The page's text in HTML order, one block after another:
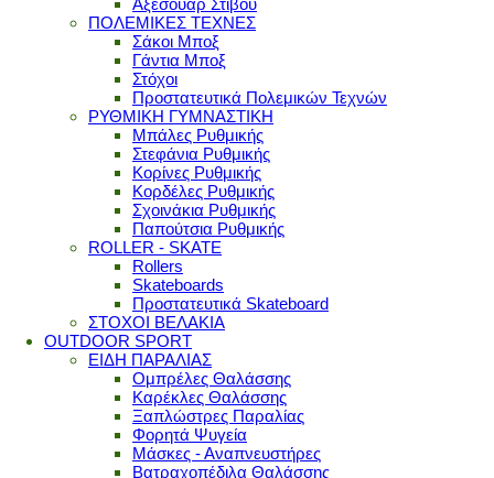
Αξεσουάρ Στίβου
ΠΟΛΕΜΙΚΕΣ ΤΕΧΝΕΣ
Σάκοι Μποξ
Γάντια Μποξ
Στόχοι
Προστατευτικά Πολεμικών Τεχνών
ΡΥΘΜΙΚΗ ΓΥΜΝΑΣΤΙΚΗ
Μπάλες Ρυθμικής
Στεφάνια Ρυθμικής
Κορίνες Ρυθμικής
Κορδέλες Ρυθμικής
Σχοινάκια Ρυθμικής
Παπούτσια Ρυθμικής
ROLLER - SKATE
Rollers
Skateboards
Προστατευτικά Skateboard
ΣΤΟΧΟΙ ΒΕΛΑΚΙΑ
OUTDOOR SPORT
ΕΙΔΗ ΠΑΡΑΛΙΑΣ
Ομπρέλες Θαλάσσης
Καρέκλες Θαλάσσης
Ξαπλώστρες Παραλίας
Φορητά Ψυγεία
Μάσκες - Αναπνευστήρες
Βατραχοπέδιλα Θαλάσσης